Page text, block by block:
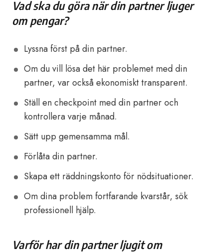
Vad ska du göra när din partner ljuger
om pengar?
Lyssna först på din partner.
Om du vill lösa det här problemet med din
partner, var också ekonomiskt transparent.
Ställ en checkpoint med din partner och
kontrollera varje månad.
Sätt upp gemensamma mål.
Förlåta din partner.
Skapa ett räddningskonto för nödsituationer.
Om dina problem fortfarande kvarstår, sök
professionell hjälp.
Varför har din partner ljugit om